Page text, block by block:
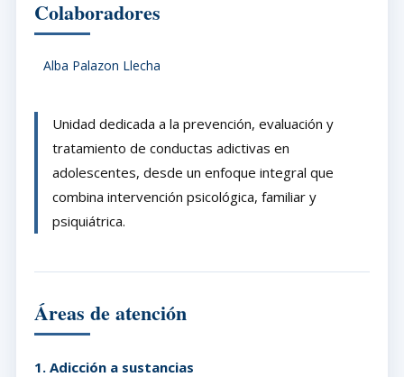
Colaboradores
Alba Palazon Llecha
Unidad dedicada a la prevención, evaluación y
tratamiento de conductas adictivas en
adolescentes, desde un enfoque integral que
combina intervención psicológica, familiar y
psiquiátrica.
Áreas de atención
1. Adicción a sustancias